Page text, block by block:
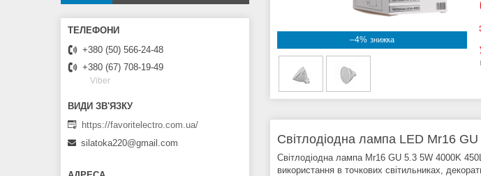
–4%
Світлодіодна лампа LED Mr16
Світлодіодна лампа Mr16 GU 5.3 5W 4000K
використання в точкових світильниках,
+380 (50) 566-24-48
+380 (67) 708-19-49
Viber
https://favoritelectro.com.ua/
silatoka220@gmail.com